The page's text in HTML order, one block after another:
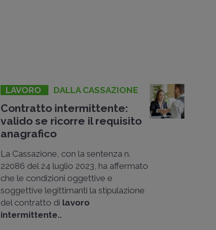
LAVORO DALLA CASSAZIONE
Contratto intermittente:
valido se ricorre il requisito
anagrafico
La Cassazione, con la sentenza n.
22086 del 24 luglio 2023, ha affermato
che le condizioni oggettive e
soggettive legittimanti la stipulazione
del contratto di lavoro
intermittente..